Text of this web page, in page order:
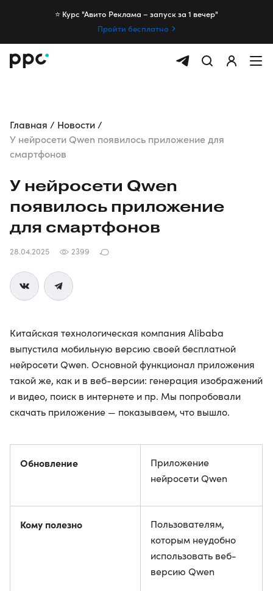
⭐️ Курс "Авито Реклама – запуск за 1 вечер"
Пройти бесплатно
Главная
Новости
У нейросети Qwen появилось приложение для
смартфонов
У нейросети Qwen
появилось приложение
для смартфонов
28.04.2025 2399
Китайская технологическая компания Alibaba
выпустила мобильную версию своей бесплатной
нейросети Qwen. Основной функционал приложения
такой же, как и в веб-версии: генерация изображений
и видео, поиск в интернете и пр. Мы попробовали
скачать приложение — показываем, что вышло.
Обновление
Приложение
нейросети Qwen
Кому полезно
Пользователям,
которым неудобно
использовать веб-
версию Qwen